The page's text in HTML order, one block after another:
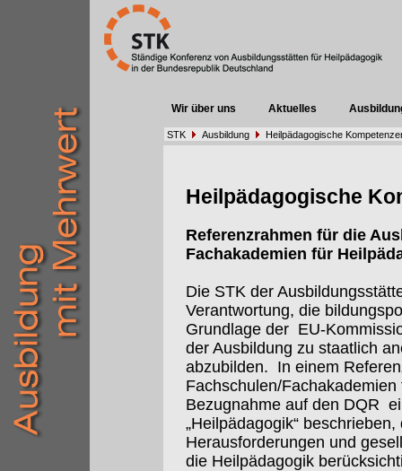
Wir über uns Aktuelles
STK Ausbildung Heilpädagogische
Heilpädagogische
Referenzrahmen für die
Fachakademien für
Die STK der
Verantwortung, die
Grundlage der EU-
der Ausbildung zu staatlich
abzubilden. In einem
Fachschulen/
Bezugnahme auf den DQR
„Heilpädagogik“
Herausforderungen und
die Heilpädagogik